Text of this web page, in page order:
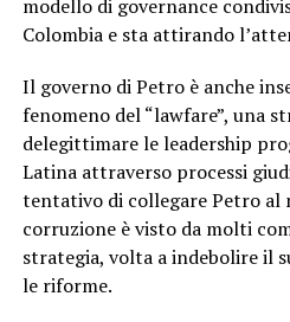
modello di governance
Colombia e sta attirando
Il governo di Petro è anche
fenomeno del “lawfare”, una
delegittimare le leadership
Latina attraverso processi
tentativo di collegare Petro al
corruzione è visto da molti
strategia, volta a indebolire il
le riforme.